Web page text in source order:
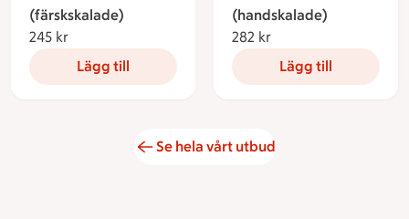
(färskskalade)
245 kr
Lägg till
(handskalade)
282 kr
Lägg till
Se hela vårt utbud